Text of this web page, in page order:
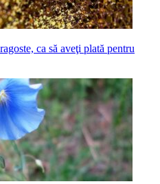
ca să aveţi plată pentru